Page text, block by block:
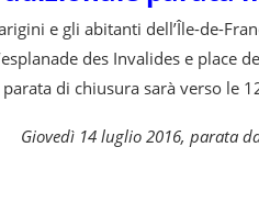
e gli abitanti dell’Île-de-
des Invalides e place
di chiusura sarà verso le
Giovedì 14 luglio 2016, parata